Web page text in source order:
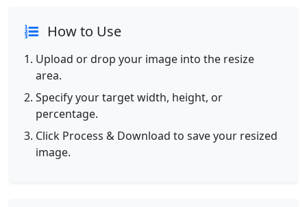
How to Use
Upload or drop your image into the resize
area.
Specify your target width, height, or
percentage.
Click Process & Download to save your resized
image.